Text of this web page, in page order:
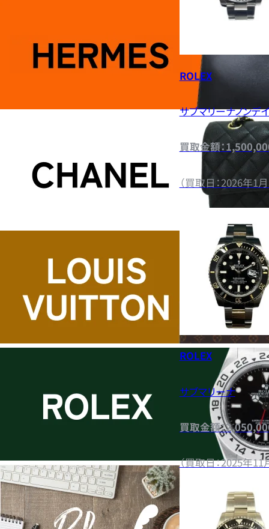
ROLEX
サブマリーナノンデ
買取金額：
（買取日：2026年1
ROLEX
サブマリーナ
買取金額：
（買取日：2025年11